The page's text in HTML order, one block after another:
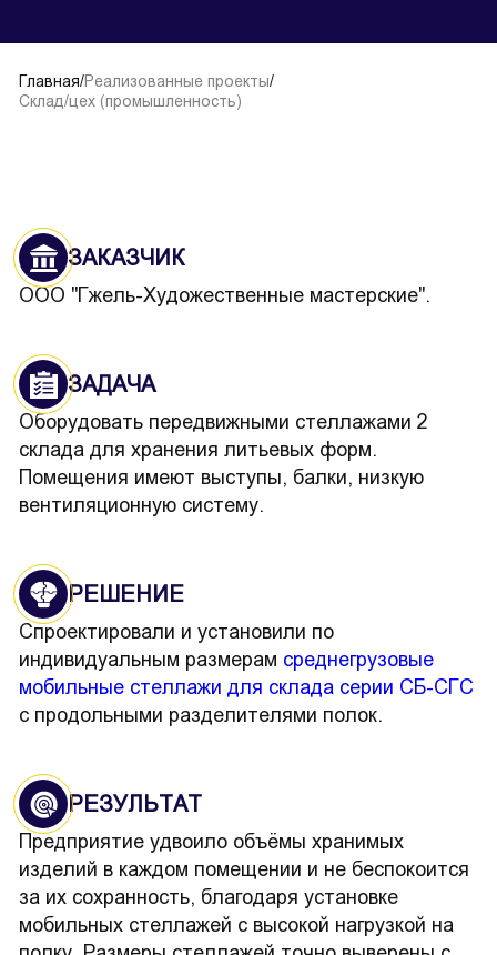
Главная/Реализованные проекты/
Склад/цех (промышленность)
ЗАКАЗЧИК
ООО "Гжель-Художественные мастерские".
ЗАДАЧА
Оборудовать передвижными стеллажами 2
склада для хранения литьевых форм.
Помещения имеют выступы, балки, низкую
вентиляционную систему.
РЕШЕНИЕ
Спроектировали и установили по
индивидуальным размерам среднегрузовые
мобильные стеллажи для склада серии СБ-СГС
с продольными разделителями полок.
РЕЗУЛЬТАТ
Предприятие удвоило объёмы хранимых
изделий в каждом помещении и не беспокоится
за их сохранность, благодаря установке
мобильных стеллажей с высокой нагрузкой на